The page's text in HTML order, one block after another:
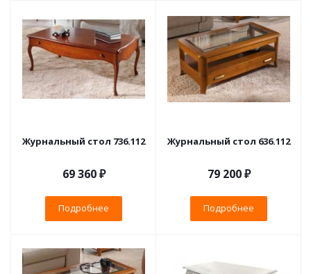
Журнальный стол 736.112
69 360 ₽
Подробнее
Журнальный стол 636.112
79 200 ₽
Подробнее